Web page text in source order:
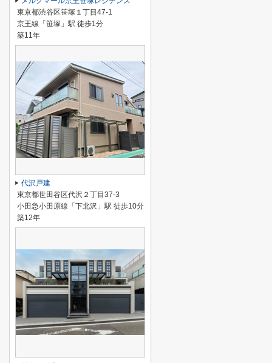
東京都渋谷区笹塚１丁目47-1
京王線「笹塚」駅 徒歩1分
築11年
代沢戸建
東京都世田谷区代沢２丁目37-3
小田急小田原線「下北沢」駅 徒歩10分
築12年